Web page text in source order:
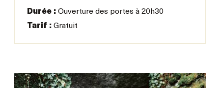
Durée :Ouverture des portes à 20h30
Tarif :Gratuit